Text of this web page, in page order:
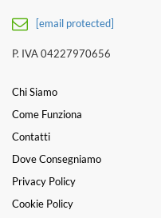
[email protected]
P. IVA 04227970656
Chi Siamo
Come Funziona
Contatti
Dove Consegniamo
Privacy Policy
Cookie Policy